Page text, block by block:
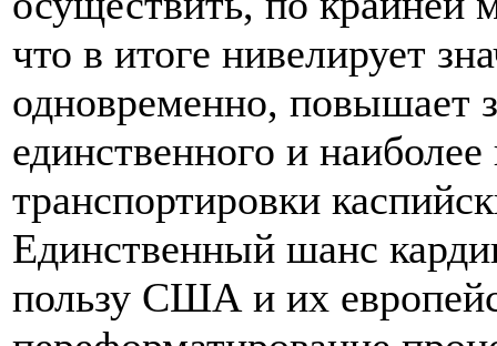
что в итоге нивелирует
одновременно, повышает
единственного и
транспортировки
Единственный шанс
пользу США и их